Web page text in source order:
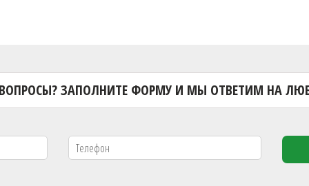
ЗАПОЛНИТЕ ФОРМУ И МЫ ОТВЕТИМ НА